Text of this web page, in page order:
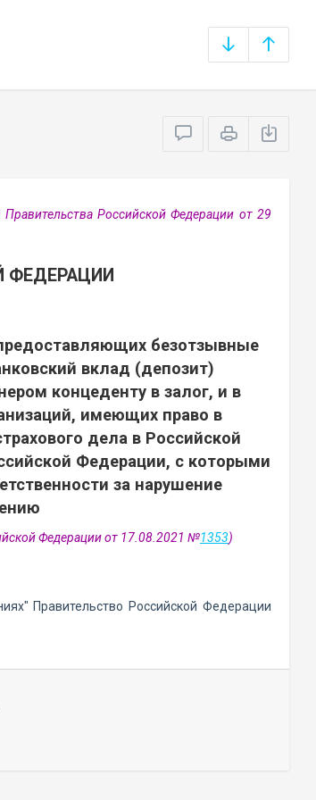
Правительства Российской Федерации от 29
ФЕДЕРАЦИИ
безотзывные
вклад (депозит)
концеденту в залог, и в
имеющих право в
дела в Российской
Федерации, с которыми
за нарушение
Федерации от 17.08.2021 №1353)
Правительство Российской Федерации